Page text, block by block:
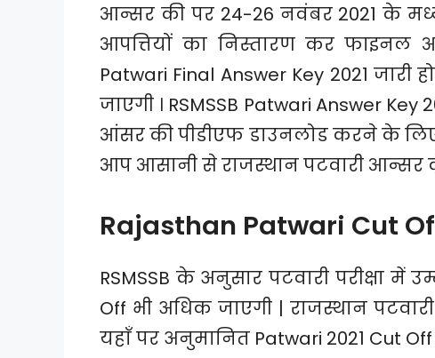
आन्सर की पर 24-26 नवंबर 2021 के
आपत्तियों का निस्तारण कर फाइनल
Patwari Final Answer Key 2021
जाएगी । RSMSSB Patwari Answer
आंसर की पीडीएफ डाउनलोड करने के
आप आसानी से राजस्थान पटवारी आन्सर
Rajasthan Patwari Cut
RSMSSB के अनुसार पटवारी परीक्षा में
Off भी अधिक जाएगी | राजस्थान पटवारी
यहाँ पर अनुमानित Patwari 2021 Cut